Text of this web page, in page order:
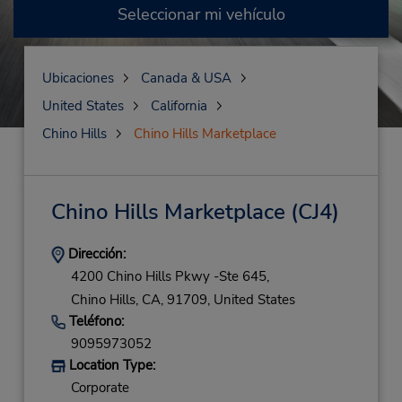
Seleccionar mi vehículo
Ubicaciones
Canada & USA
United States
California
Chino Hills
Chino Hills Marketplace
Chino Hills Marketplace (CJ4)
Dirección:
4200 Chino Hills Pkwy -Ste 645,
Chino Hills, CA, 91709, United States
Teléfono:
9095973052
Location Type:
Corporate